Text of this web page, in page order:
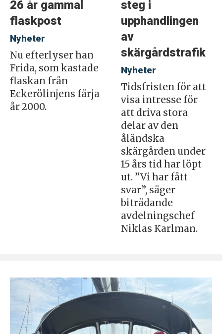
26 år gammal
flaskpost
Nyheter
Nu efterlyser han
Frida, som kastade
flaskan från
Eckerölinjens färja
år 2000.
steg i
upphandlingen
av
skärgårdstrafik
Nyheter
Tidsfristen för att
visa intresse för
att driva stora
delar av den
åländska
skärgården under
15 års tid har löpt
ut. ”Vi har fått
svar”, säger
biträdande
avdelningschef
Niklas Karlman.